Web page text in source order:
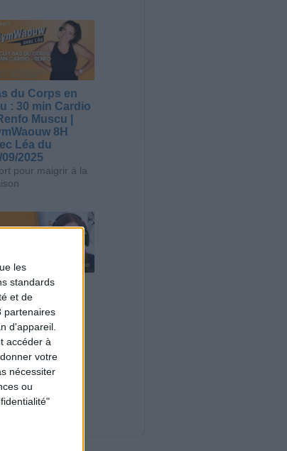
les
standards
et de
partenaires
d'appareil.
accéder à
votre
nécessiter
ou
du Corps en
: 30 min Cardio
Muscu |
8H
Léa du
09/2025
pour maigrir à la
à 1600
est-il trop
?
du
en direct
Nouveautés